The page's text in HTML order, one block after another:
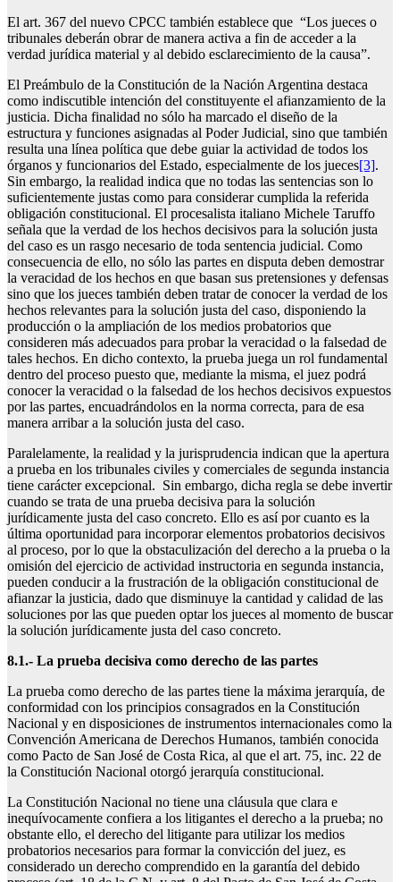
El art. 367 del nuevo CPCC también establece que “Los jueces o
tribunales deberán obrar de manera activa a fin de acceder a la
verdad jurídica material y al debido esclarecimiento de la causa”.
El Preámbulo de la Constitución de la Nación Argentina destaca
como indiscutible intención del constituyente el afianzamiento de la
justicia. Dicha finalidad no sólo ha marcado el diseño de la
estructura y funciones asignadas al Poder Judicial, sino que también
resulta una línea política que debe guiar la actividad de todos los
órganos y funcionarios del Estado, especialmente de los jueces[3].
Sin embargo, la realidad indica que no todas las sentencias son lo
suficientemente justas como para considerar cumplida la referida
obligación constitucional. El procesalista italiano Michele Taruffo
señala que la verdad de los hechos decisivos para la solución justa
del caso es un rasgo necesario de toda sentencia judicial. Como
consecuencia de ello, no sólo las partes en disputa deben demostrar
la veracidad de los hechos en que basan sus pretensiones y defensas
sino que los jueces también deben tratar de conocer la verdad de los
hechos relevantes para la solución justa del caso, disponiendo la
producción o la ampliación de los medios probatorios que
consideren más adecuados para probar la veracidad o la falsedad de
tales hechos. En dicho contexto, la prueba juega un rol fundamental
dentro del proceso puesto que, mediante la misma, el juez podrá
conocer la veracidad o la falsedad de los hechos decisivos expuestos
por las partes, encuadrándolos en la norma correcta, para de esa
manera arribar a la solución justa del caso.
Paralelamente, la realidad y la jurisprudencia indican que la apertura
a prueba en los tribunales civiles y comerciales de segunda instancia
tiene carácter excepcional. Sin embargo, dicha regla se debe invertir
cuando se trata de una prueba decisiva para la solución
jurídicamente justa del caso concreto. Ello es así por cuanto es la
última oportunidad para incorporar elementos probatorios decisivos
al proceso, por lo que la obstaculización del derecho a la prueba o la
omisión del ejercicio de actividad instructoria en segunda instancia,
pueden conducir a la frustración de la obligación constitucional de
afianzar la justicia, dado que disminuye la cantidad y calidad de las
soluciones por las que pueden optar los jueces al momento de buscar
la solución jurídicamente justa del caso concreto.
8.1.- La prueba decisiva como derecho de las partes
La prueba como derecho de las partes tiene la máxima jerarquía, de
conformidad con los principios consagrados en la Constitución
Nacional y en disposiciones de instrumentos internacionales como la
Convención Americana de Derechos Humanos, también conocida
como Pacto de San José de Costa Rica, al que el art. 75, inc. 22 de
la Constitución Nacional otorgó jerarquía constitucional.
La Constitución Nacional no tiene una cláusula que clara e
inequívocamente confiera a los litigantes el derecho a la prueba; no
obstante ello, el derecho del litigante para utilizar los medios
probatorios necesarios para formar la convicción del juez, es
considerado un derecho comprendido en la garantía del debido